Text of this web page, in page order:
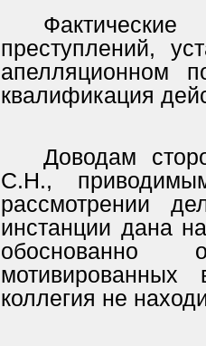
преступлений,
апелляционном
квалификация
Доводам
С.Н.,
рассмотрении
инстанции дана
обоснованно
коллегия не